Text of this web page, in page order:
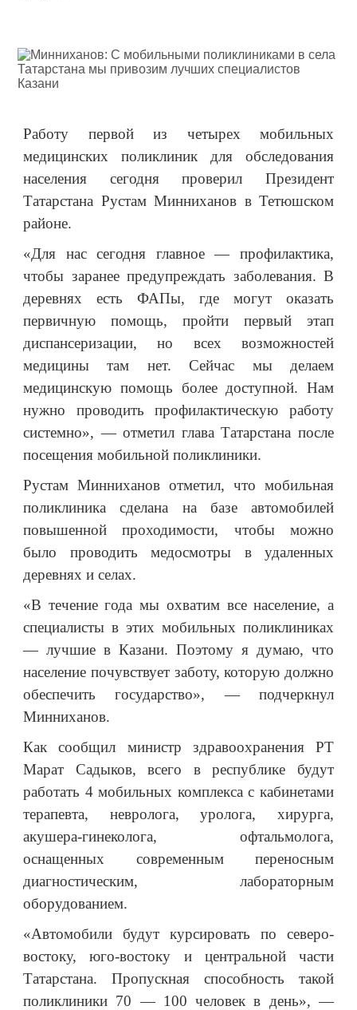
Работу первой из четырех мобильных
медицинских поликлиник для обследования
населения сегодня проверил Президент
Татарстана Рустам Минниханов в Тетюшском
районе.
«Для нас сегодня главное — профилактика,
чтобы заранее предупреждать заболевания. В
деревнях есть ФАПы, где могут оказать
первичную помощь, пройти первый этап
диспансеризации, но всех возможностей
медицины там нет. Сейчас мы делаем
медицинскую помощь более доступной. Нам
нужно проводить профилактическую работу
системно», — отметил глава Татарстана после
посещения мобильной поликлиники.
Рустам Минниханов отметил, что мобильная
поликлиника сделана на базе автомобилей
повышенной проходимости, чтобы можно
было проводить медосмотры в удаленных
деревнях и селах.
«В течение года мы охватим все население, а
специалисты в этих мобильных поликлиниках
— лучшие в Казани. Поэтому я думаю, что
население почувствует заботу, которую должно
обеспечить государство», — подчеркнул
Минниханов.
Как сообщил министр здравоохранения РТ
Марат Садыков, всего в республике будут
работать 4 мобильных комплекса с кабинетами
терапевта, невролога, уролога, хирурга,
акушера-гинеколога, офтальмолога,
оснащенных современным переносным
диагностическим, лабораторным
оборудованием.
«Автомобили будут курсировать по северо-
востоку, юго-востоку и центральной части
Татарстана. Пропускная способность такой
поликлиники 70 — 100 человек в день», —